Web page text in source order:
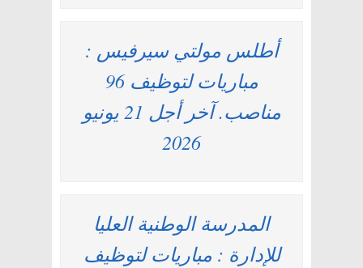
أطلس مولتي سيرفيس :
مباريات لتوظيف 96
مناصب. آخر أجل 21 يونيو
2026
المدرسة الوطنية العليا
للإدارة : مباريات لتوظيف